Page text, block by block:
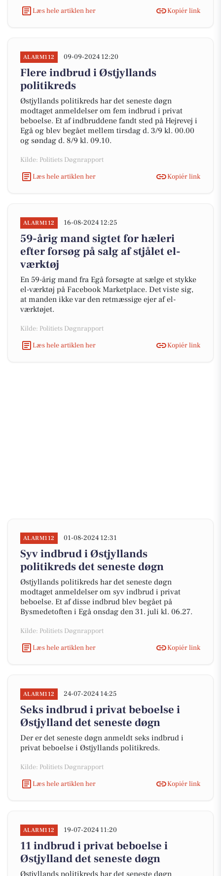
Læs hele artiklen her
Kopiér link
ALARM112 09-09-2024 12:20
Flere indbrud i Østjyllands
politikreds
Østjyllands politikreds har det seneste døgn
modtaget anmeldelser om fem indbrud i privat
beboelse. Et af indbruddene fandt sted på Hejrevej i
Egå og blev begået mellem tirsdag d. 3/9 kl. 00.00
og søndag d. 8/9 kl. 09.10.
Kilde: Politiets Døgnrapport
Læs hele artiklen her
Kopiér link
ALARM112 16-08-2024 12:25
59-årig mand sigtet for hæleri
efter forsøg på salg af stjålet el-
værktøj
En 59-årig mand fra Egå forsøgte at sælge et stykke
el-værktøj på Facebook Marketplace. Det viste sig,
at manden ikke var den retmæssige ejer af el-
værktøjet.
Kilde: Politiets Døgnrapport
Læs hele artiklen her
Kopiér link
ALARM112 01-08-2024 12:31
Syv indbrud i Østjyllands
politikreds det seneste døgn
Østjyllands politikreds har det seneste døgn
modtaget anmeldelser om syv indbrud i privat
beboelse. Et af disse indbrud blev begået på
Bysmedetoften i Egå onsdag den 31. juli kl. 06.27.
Kilde: Politiets Døgnrapport
Læs hele artiklen her
Kopiér link
ALARM112 24-07-2024 14:25
Seks indbrud i privat beboelse i
Østjylland det seneste døgn
Der er det seneste døgn anmeldt seks indbrud i
privat beboelse i Østjyllands politikreds.
Kilde: Politiets Døgnrapport
Læs hele artiklen her
Kopiér link
ALARM112 19-07-2024 11:20
11 indbrud i privat beboelse i
Østjylland det seneste døgn
Østjyllands politikreds har det seneste døgn